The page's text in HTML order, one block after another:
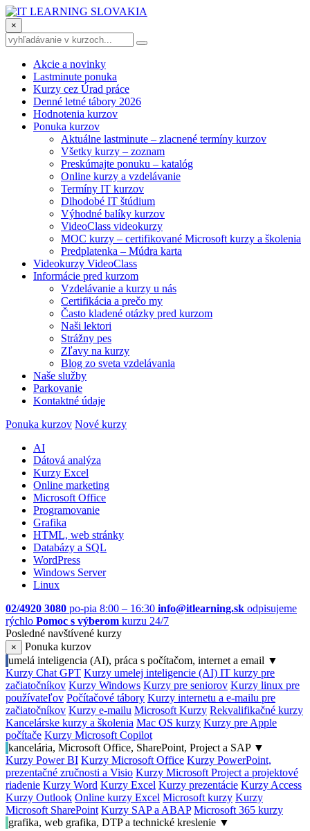
×
Akcie a novinky
Lastminute ponuka
Kurzy cez Úrad práce
Denné letné tábory 2026
Hodnotenia kurzov
Ponuka kurzov
Aktuálne lastminute – zlacnené termíny kurzov
Všetky kurzy – zoznam
Preskúmajte ponuku – katalóg
Online kurzy a vzdelávanie
Termíny IT kurzov
Dlhodobé IT štúdium
Výhodné balíky kurzov
VideoClass videokurzy
MOC kurzy – certifikované Microsoft kurzy a školenia
Predplatenka – Múdra karta
Videokurzy VideoClass
Informácie pred kurzom
Vzdelávanie a kurzy u nás
Certifikácia a prečo my
Často kladené otázky pred kurzom
Naši lektori
Strážny pes
Zľavy na kurzy
Blog zo sveta vzdelávania
Naše služby
Parkovanie
Kontaktné údaje
Ponuka kurzov Nové kurzy
AI
Dátová analýza
Kurzy Excel
Online marketing
Microsoft Office
Programovanie
Grafika
HTML, web stránky
Databázy a SQL
WordPress
Windows Server
Linux
02/4920 3080 po-pia 8:00 – 16:30 info@itlearning.sk odpisujeme
rýchlo Pomoc s výberom kurzu 24/7
Posledné navštívené kurzy
×
Ponuka kurzov
umelá inteligencia (AI), práca s počítačom, internet a email ▼
Kurzy Chat GPT Kurzy umelej inteligencie (AI) IT kurzy pre
začiatočníkov Kurzy Windows Kurzy pre seniorov Kurzy linux pre
používateľov Počítačové tábory Kurzy internetu a e-mailu pre
začiatočníkov Kurzy e-mailu Microsoft Kurzy Rekvalifikačné kurzy
Kancelárske kurzy a školenia Mac OS kurzy Kurzy pre Apple
počítače Kurzy Microsoft Copilot
kancelária, Microsoft Office, SharePoint, Project a SAP ▼
Kurzy Power BI Kurzy Microsoft Office Kurzy PowerPoint,
prezentačné zručnosti a Visio Kurzy Microsoft Project a projektové
riadenie Kurzy Word Kurzy Excel Kurzy prezentácie Kurzy Access
Kurzy Outlook Online kurzy Excel Microsoft kurzy Kurzy
Microsoft SharePoint Kurzy SAP a ABAP Microsoft 365 kurzy
grafika, web grafika, DTP a technické kreslenie ▼